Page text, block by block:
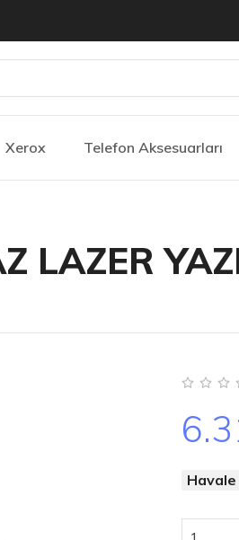
Xerox Telefon Aksesuarları
LAZER
Havale